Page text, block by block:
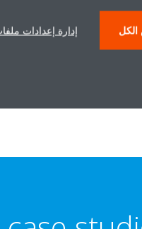
costof
إدارة إعدادات